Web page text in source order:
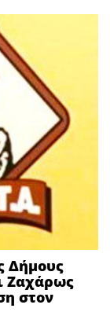
Δήμους
Ζαχάρως
στον